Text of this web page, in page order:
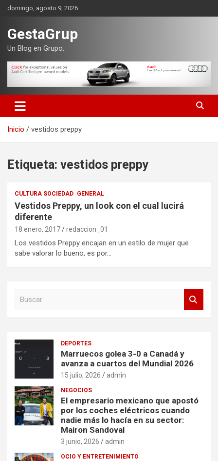
Saltardomingo, agosto 9, 2026
GestaGrup
Un Blog en Grupo.
Inicio vestidos preppy
Etiqueta: vestidos preppy
CULTURA SOCIEDAD GENERAL
Vestidos Preppy, un look con el cual lucirá
diferente
18 enero, 2017 redaccion_01
Los vestidos Preppy encajan en un estilo de mujer que
sabe valorar lo bueno, es por…
r
DEPORTES
Marruecos golea 3-0 a Canadá y
avanza a cuartos del Mundial 2026
15 julio, 2026 admin
NEGOCIOS
El empresario mexicano que apostó
por los coches eléctricos cuando
nadie más lo hacía en su sector:
Mairon Sandoval
3 junio, 2026 admin
OCIO Y ENTRETENIMIENTO